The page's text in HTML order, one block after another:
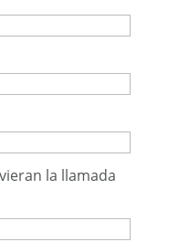
la llamada